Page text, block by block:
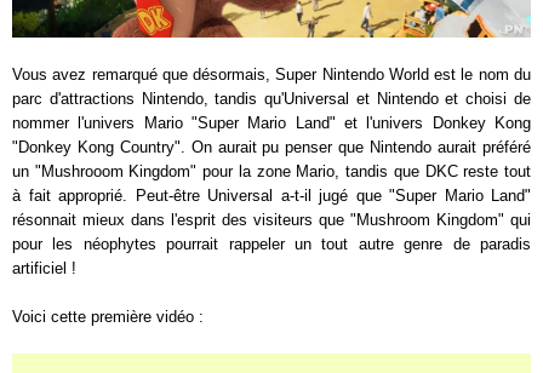
Vous avez remarqué que désormais, Super Nintendo World est le nom du
parc d'attractions Nintendo, tandis qu'Universal et Nintendo et choisi de
nommer l'univers Mario "Super Mario Land" et l'univers Donkey Kong
"Donkey Kong Country". On aurait pu penser que Nintendo aurait préféré
un "Mushrooom Kingdom" pour la zone Mario, tandis que DKC reste tout
à fait approprié. Peut-être Universal a-t-il jugé que "Super Mario Land"
résonnait mieux dans l'esprit des visiteurs que "Mushroom Kingdom" qui
pour les néophytes pourrait rappeler un tout autre genre de paradis
artificiel !
Voici cette première vidéo :